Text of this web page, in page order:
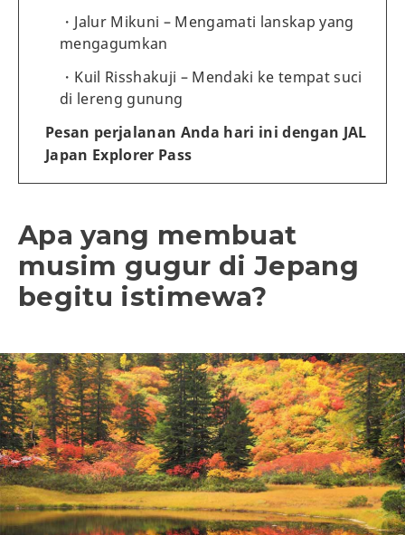
Jalur Mikuni – Mengamati lanskap yang
mengagumkan
Kuil Risshakuji – Mendaki ke tempat suci
di lereng gunung
Pesan perjalanan Anda hari ini dengan JAL
Japan Explorer Pass
Apa yang membuat
musim gugur di Jepang
begitu istimewa?